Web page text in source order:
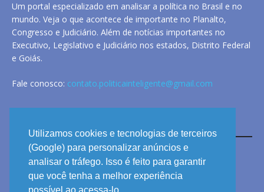
Utilizamos cookies e tecnologias de terceiros
(Google) para personalizar anúncios e
analisar o tráfego. Isso é feito para garantir
que você tenha a melhor experiência
Um portal especializado em analisar a política no Brasil e no
mundo. Veja o que acontece de importante no Planalto,
Congresso e Judiciário. Além de notícias importantes no
Executivo, Legislativo e Judiciário nos estados, Distrito Federal
e Goiás.
Fale conosco: contato.politicainteligente@gmail.com
LINKS
ANUNCIE
PRIVACIDADE